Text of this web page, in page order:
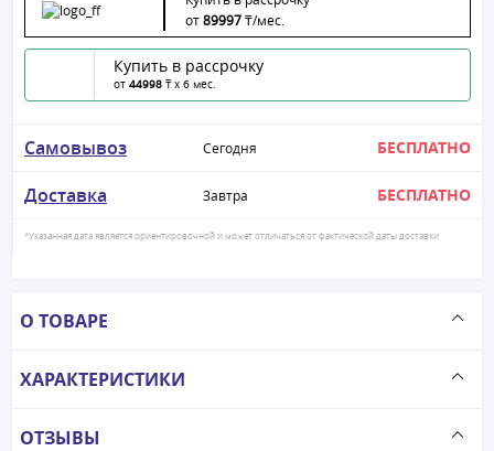
от89997₸/мес.
Купить в рассрочку
от 44998 ₸ x 6 мес.
Самовывоз Сегодня БЕСПЛАТНО
Доставка Завтра БЕСПЛАТНО
*Указанная дата является ориентировочной и может отличаться от фактической даты доставки
О ТОВАРЕ
ХАРАКТЕРИСТИКИ
ОТЗЫВЫ